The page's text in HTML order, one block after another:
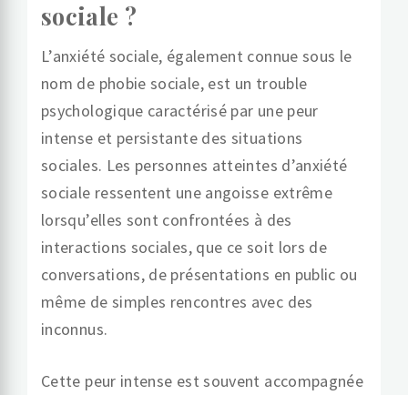
sociale ?
L’anxiété sociale, également connue sous le
nom de phobie sociale, est un trouble
psychologique caractérisé par une peur
intense et persistante des situations
sociales. Les personnes atteintes d’anxiété
sociale ressentent une angoisse extrême
lorsqu’elles sont confrontées à des
interactions sociales, que ce soit lors de
conversations, de présentations en public ou
même de simples rencontres avec des
inconnus.
Cette peur intense est souvent accompagnée